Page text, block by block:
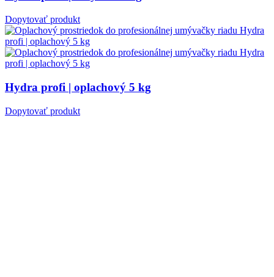
Dopytovať produkt
Hydra profi | oplachový 5 kg
Dopytovať produkt